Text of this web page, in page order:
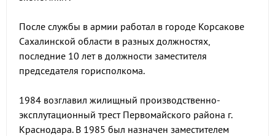
После службы в армии работал в городе Корсакове
Сахалинской области в разных должностях,
последние 10 лет в должности заместителя
председателя горисполкома.
1984 возглавил жилищный производственно-
эксплутационный трест Первомайского района г.
Краснодара. В 1985 был назначен заместителем